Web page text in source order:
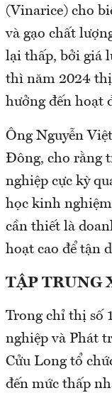
(Vinarice) cho
và gạo chất
lại thấp, bởi giá
thì năm 2024 thị
hưởng đến hoạt
Ông Nguyễn
Ðông, cho rằng
nghiệp cực kỳ
học kinh
cần thiết là
hoạt cao để tận
TẬP TRUNG
Trong chỉ thị số
nghiệp và Phát
Cửu Long tổ
đến mức thấp